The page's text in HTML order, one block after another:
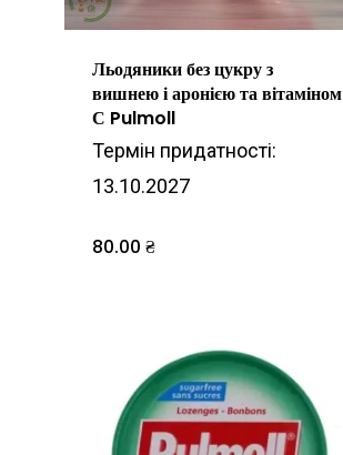
Льодяники без цукру з
вишнею і аронією та вітаміном
С Pulmoll
Термін придатності:
13.10.2027
80.00₴